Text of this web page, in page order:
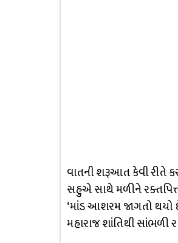
વાતની શરૂઆત કેવી રીતે
સહુએ સાથે મળીને
‘માંડ આશરમ જાગતો થયો
મહારાજ શાંતિથી સાંભળી